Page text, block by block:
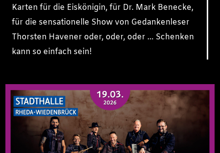
Karten für die Eiskönigin, für Dr. Mark Benecke,
für die sensationelle Show von Gedankenleser
Thorsten Havener oder, oder, oder … Schenken
kann so einfach sein!